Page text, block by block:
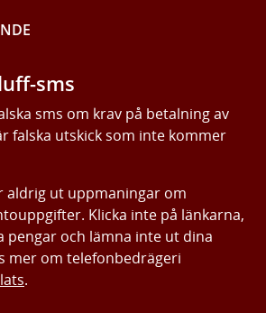
sms
sms om krav på betalning av
falska utskick som inte kommer
aldrig ut uppmaningar om
Klicka inte på länkarna,
pengar och lämna inte ut dina
mer om telefonbedrägeri
.